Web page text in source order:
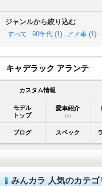
ジャンルから絞り込む
すべて 90年代 (1 ) アメ車 (1 )
キャデラック アランテ
カスタム情報
モデル
トップ
愛車紹介
(5)
ブログ スペック
みんカラ 人気のカテゴ